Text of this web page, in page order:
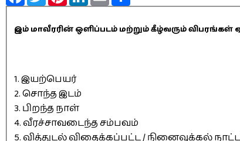
இம் மாவீரரின் ஒளிப்படம் மற்றும் கீழ்வரும்
1. இயற்பெயர்
2. சொந்த இடம்
3. பிறந்த நாள்
4. வீரச்சாவடைந்த சம்பவம்
5. வித்துடல் விதைக்கப்பட்ட / நினைவுக்கல்